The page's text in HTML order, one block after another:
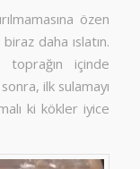
özen
daha ıslatın.
içinde
ilk sulamayı
ki kökler iyice